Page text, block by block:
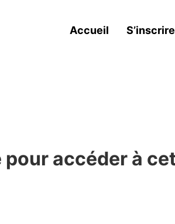
Accueil S’inscrire
accéder à